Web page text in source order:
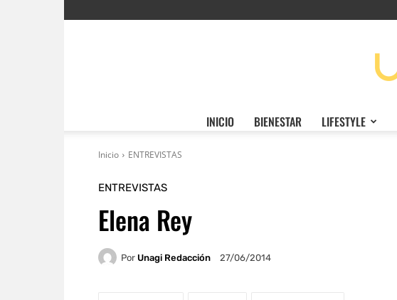
INICIO BIENESTAR LIFESTYLE
Inicio ENTREVISTAS
ENTREVISTAS
Elena Rey
Por Unagi Redacción 27/06/2014